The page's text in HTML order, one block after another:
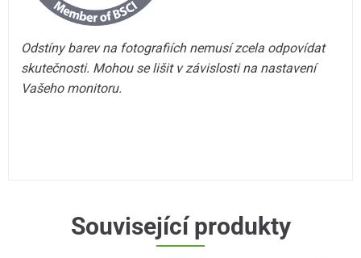
Odstíny barev na fotografiích nemusí zcela odpovídat
skutečnosti. Mohou se lišit v závislosti na nastavení
Vašeho monitoru.
Související produkty